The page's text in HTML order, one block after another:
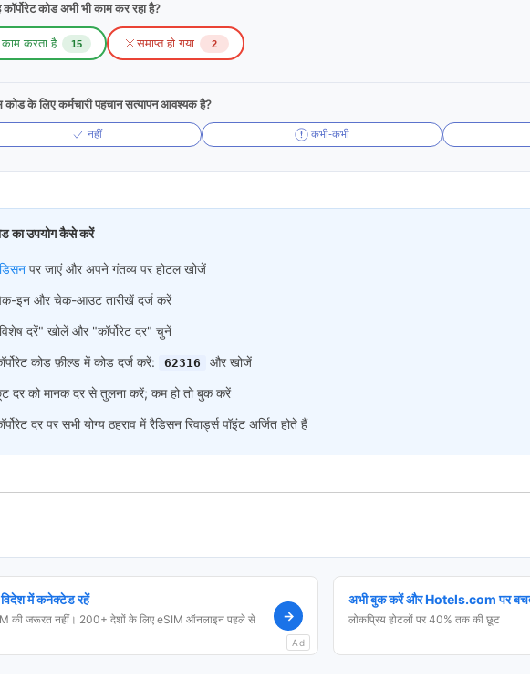
कॉर्पोरेट कोड अभी भी काम कर रहा है?
काम करता है 15 समाप्त हो गया 2
कोड के लिए कर्मचारी पहचान सत्यापन आवश्यक है?
नहीं कभी-कभी
का उपयोग कैसे करें
पर जाएं और अपने गंतव्य पर होटल खोजें
इन और चेक-आउट तारीखें दर्ज करें
दरें" खोलें और "कॉर्पोरेट दर" चुनें
कोड फ़ील्ड में कोड दर्ज करें:
62316
और खोजें
दर को मानक दर से तुलना करें; कम हो तो बुक करें
दर पर सभी योग्य ठहराव में रैडिसन रिवार्ड्स पॉइंट अर्जित होते हैं
में कनेक्टेड रहें
की जरूरत नहीं। 200+ देशों के लिए eSIM ऑनलाइन पहले से
→
Ad
अभी बुक करें और Hotels.com पर
लोकप्रिय होटलों पर 40% तक की छूट